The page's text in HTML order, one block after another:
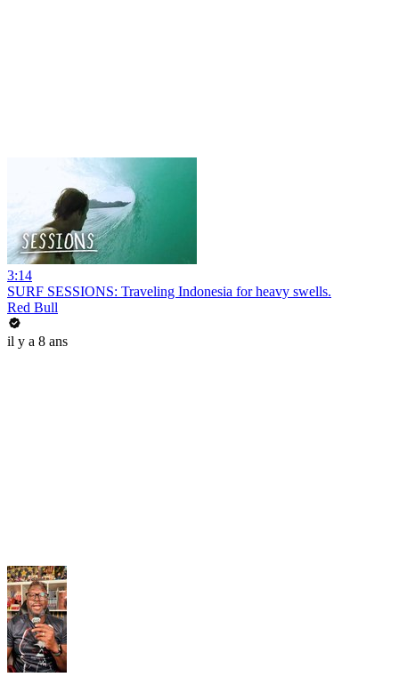
3:14
SURF SESSIONS: Traveling Indonesia for heavy swells.
Red Bull
il y a 8 ans